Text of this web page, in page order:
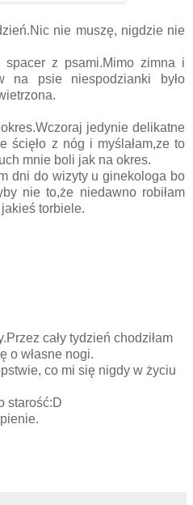
nie muszę, nigdzie nie
spacer z psami.Mimo zimna i
na psie niespodzianki było
jedynie delikatne
ścięło z nóg i myślałam,ze to
mnie boli jak na okres.
dni do wizyty u ginekologa bo
nie to,że niedawno robiłam
torbiele.
cały tydzień chodziłam
o własne nogi.
co mi się nigdy w życiu
starość:D